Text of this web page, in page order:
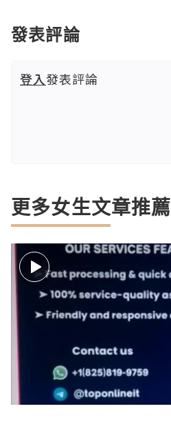
發表評論
登入發表評論
更多女生文章推薦